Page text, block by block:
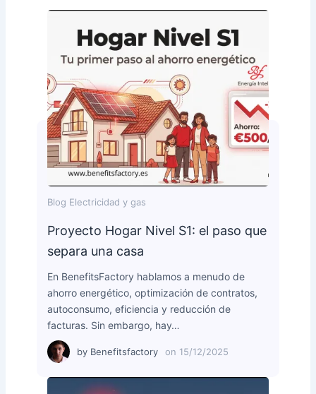
Blog Electricidad y gas
Proyecto Hogar Nivel S1: el paso que
separa una casa
En BenefitsFactory hablamos a menudo de
ahorro energético, optimización de contratos,
autoconsumo, eficiencia y reducción de
facturas. Sin embargo, hay…
by Benefitsfactory on 15/12/2025